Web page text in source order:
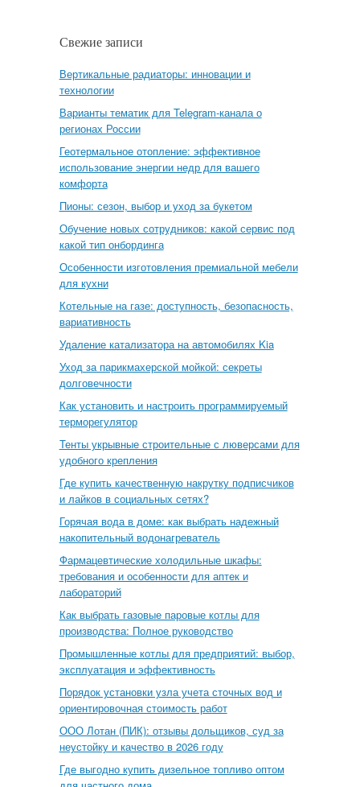
Свежие записи
Вертикальные радиаторы: инновации и
технологии
Варианты тематик для Telegram-канала о
регионах России
Геотермальное отопление: эффективное
использование энергии недр для вашего
комфорта
Пионы: сезон, выбор и уход за букетом
Обучение новых сотрудников: какой сервис под
какой тип онбординга
Особенности изготовления премиальной мебели
для кухни
Котельные на газе: доступность, безопасность,
вариативность
Удаление катализатора на автомобилях Kia
Уход за парикмахерской мойкой: секреты
долговечности
Как установить и настроить программируемый
терморегулятор
Тенты укрывные строительные с люверсами для
удобного крепления
Где купить качественную накрутку подписчиков
и лайков в социальных сетях?
Горячая вода в доме: как выбрать надежный
накопительный водонагреватель
Фармацевтические холодильные шкафы:
требования и особенности для аптек и
лабораторий
Как выбрать газовые паровые котлы для
производства: Полное руководство
Промышленные котлы для предприятий: выбор,
эксплуатация и эффективность
Порядок установки узла учета сточных вод и
ориентировочная стоимость работ
ООО Лотан (ПИК): отзывы дольщиков, суд за
неустойку и качество в 2026 году
Где выгодно купить дизельное топливо оптом